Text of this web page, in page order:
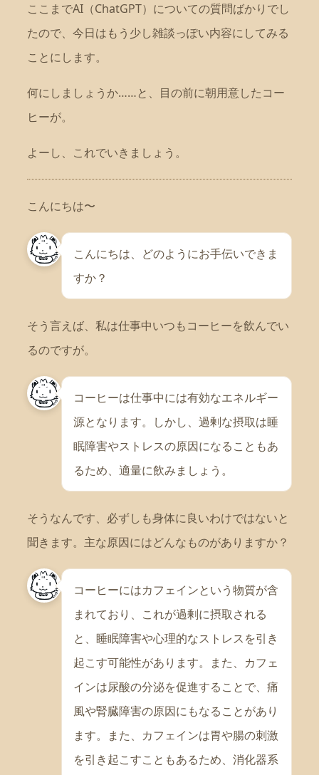
ここまでAI（ChatGPT）についての質問ばかりでし
たので、今日はもう少し雑談っぽい内容にしてみる
ことにします。
何にしましょうか……と、目の前に朝用意したコー
ヒーが。
よーし、これでいきましょう。
こんにちは〜
こんにちは、どのようにお手伝いできま
すか？
そう言えば、私は仕事中いつもコーヒーを飲んでい
るのですが。
コーヒーは仕事中には有効なエネルギー
源となります。しかし、過剰な摂取は睡
眠障害やストレスの原因になることもあ
るため、適量に飲みましょう。
そうなんです、必ずしも身体に良いわけではないと
聞きます。主な原因にはどんなものがありますか？
コーヒーにはカフェインという物質が含
まれており、これが過剰に摂取される
と、睡眠障害や心理的なストレスを引き
起こす可能性があります。また、カフェ
インは尿酸の分泌を促進することで、痛
風や腎臓障害の原因にもなることがあり
ます。また、カフェインは胃や腸の刺激
を引き起こすこともあるため、消化器系